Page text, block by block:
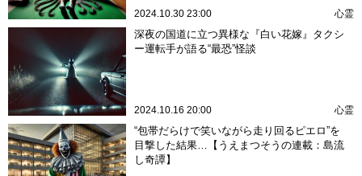
2024.10.30 23:00 心霊
深夜の国道に立つ異様な『白い花嫁』タクシ
ー運転手が語る“最恐”怪談
2024.10.16 20:00 心霊
“包帯だらけで笑いながら走り回るピエロ”を
目撃した結果…【うえまつそうの連載：島流
し奇譚】